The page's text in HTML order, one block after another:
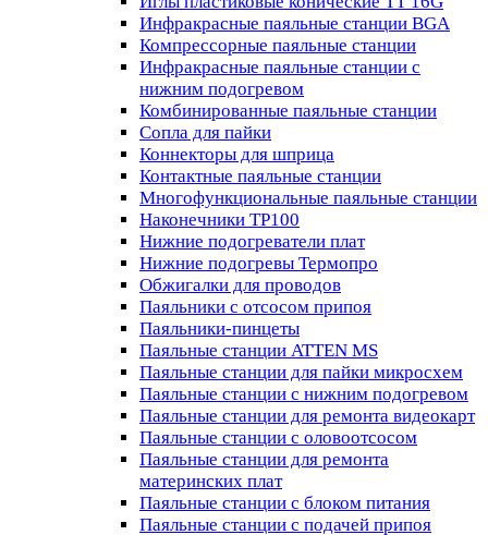
Инфракрасные паяльные станции BGA
Компрессорные паяльные станции
Инфракрасные паяльные станции с
нижним подогревом
Комбинированные паяльные станции
Сопла для пайки
Коннекторы для шприца
Контактные паяльные станции
Многофункциональные паяльные станции
Наконечники TP100
Нижние подогреватели плат
Нижние подогревы Термопро
Обжигалки для проводов
Паяльники с отсосом припоя
Паяльники-пинцеты
Паяльные станции ATTEN MS
Паяльные станции для пайки микросхем
Паяльные станции с нижним подогревом
Паяльные станции для ремонта видеокарт
Паяльные станции с оловоотсосом
Паяльные станции для ремонта
материнских плат
Паяльные станции с блоком питания
Паяльные станции с подачей припоя